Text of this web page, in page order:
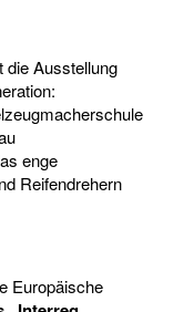
die Ausstellung
enge
Reifendrehern
Europäische